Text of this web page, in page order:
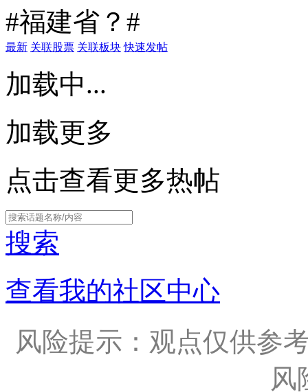
#福建省？#
最新 关联股票 关联板块 快速发帖
加载中...
加载更多
点击查看更多热帖
搜索
查看我的社区中心
风险提示：观点仅供参
风